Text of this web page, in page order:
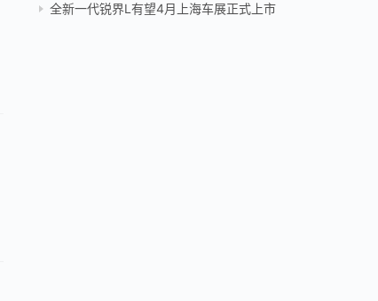
全新一代锐界L有望4月上海车展正式上市